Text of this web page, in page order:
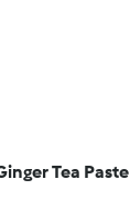
Tea Paste